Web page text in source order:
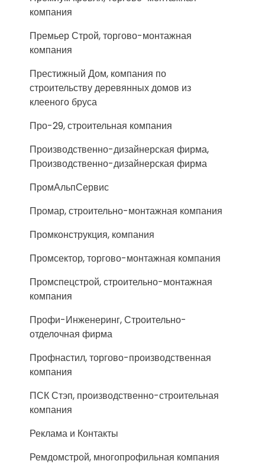
компания
Премьер Строй, торгово-монтажная
компания
Престижный Дом, компания по
строительству деревянных домов из
клееного бруса
Про-29, строительная компания
Производственно-дизайнерская фирма,
Производственно-дизайнерская фирма
ПромАльпСервис
Промар, строительно-монтажная компания
Промконструкция, компания
Промсектор, торгово-монтажная компания
Промспецстрой, строительно-монтажная
компания
Профи-Инженеринг, Строительно-
отделочная фирма
Профнастил, торгово-производственная
компания
ПСК Стэп, производственно-строительная
компания
Реклама и Контакты
Ремдомстрой, многопрофильная компания